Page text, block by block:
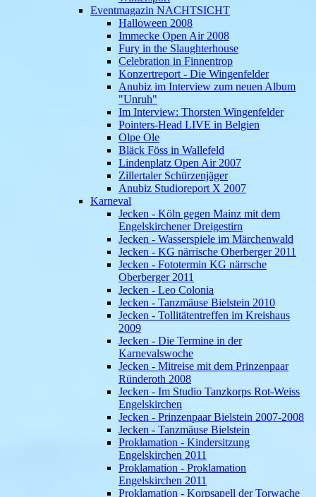
Eventmagazin NACHTSICHT
Halloween 2008
Immecke Open Air 2008
Fury in the Slaughterhouse
Celebration in Finnentrop
Konzertreport - Die Wingenfelder
Anubiz im Interview zum neuen Album
"Unruh"
Im Interview: Thorsten Wingenfelder
Pointers-Head LIVE in Belgien
Olpe Ole
Bläck Föss in Wallefeld
Lindenplatz Open Air 2007
Zillertaler Schürzenjäger
Anubiz Studioreport X 2007
Karneval
Jecken - Köln gegen Mainz mit dem
Engelskirchener Dreigestirn
Jecken - Wasserspiele im Märchenwald
Jecken - KG närrische Oberberger 2011
Jecken - Fototermin KG närrsche
Oberberger 2011
Jecken - Leo Colonia
Jecken - Tanzmäuse Bielstein 2010
Jecken - Tollitätentreffen im Kreishaus
2009
Jecken - Die Termine in der
Karnevalswoche
Jecken - Mitreise mit dem Prinzenpaar
Ründeroth 2008
Jecken - Im Studio Tanzkorps Rot-Weiss
Engelskirchen
Jecken - Prinzenpaar Bielstein 2007-2008
Jecken - Tanzmäuse Bielstein
Proklamation - Kindersitzung
Engelskirchen 2011
Proklamation - Proklamation
Engelskirchen 2011
Proklamation - Korpsapell der Torwache